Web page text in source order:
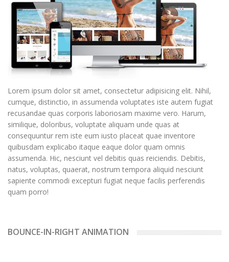
Lorem ipsum dolor sit amet, consectetur adipisicing elit. Nihil,
cumque, distinctio, in assumenda voluptates iste autem fugiat
recusandae quas corporis laboriosam maxime vero. Harum,
similique, doloribus, voluptate aliquam unde quas at
consequuntur rem iste eum iusto placeat quae inventore
quibusdam explicabo itaque eaque dolor quam omnis
assumenda. Hic, nesciunt vel debitis quas reiciendis. Debitis,
natus, voluptas, quaerat, nostrum tempora aliquid nesciunt
sapiente commodi excepturi fugiat neque facilis perferendis
quam porro!
BOUNCE-IN-RIGHT ANIMATION